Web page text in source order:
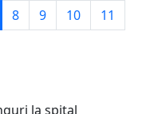
8 9 10
11
la spital